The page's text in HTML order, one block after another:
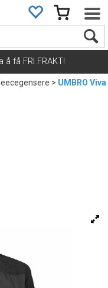
å få FRI FRAKT!
>UMBRO Viva